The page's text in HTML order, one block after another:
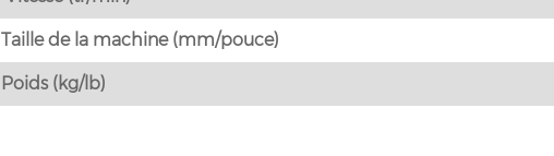
Taille de la machine (mm/pouce)
Poids (kg/lb)